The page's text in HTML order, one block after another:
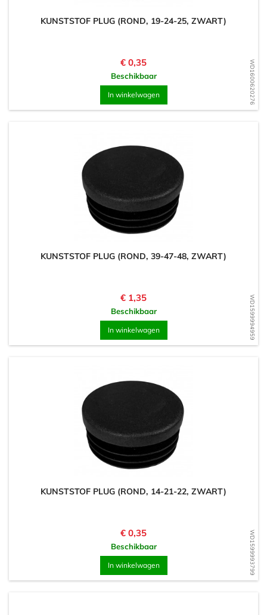
WD1600620276
KUNSTSTOF PLUG (ROND, 19-24-25, ZWART)
Prijs
€ 0,35
Beschikbaar
In winkelwagen
WD1599994959
KUNSTSTOF PLUG (ROND, 39-47-48, ZWART)
Prijs
€ 1,35
Beschikbaar
In winkelwagen
WD1599993799
KUNSTSTOF PLUG (ROND, 14-21-22, ZWART)
Prijs
€ 0,35
Beschikbaar
In winkelwagen